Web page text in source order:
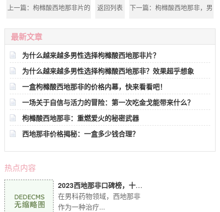
上一篇： 枸橼酸西地那非片的
作用及功效：揭秘白云山金戈
的神奇之处
返回列表 下一篇：枸橼酸西地那非，男
性幸福的处方
最新文章
为什么越来越多男性选择枸橼酸西地那非片？
为什么越来越多男性选择枸橼酸西地那非？效果超乎想象
一盒枸橼酸西地那非的价格内幕，快来看看吧！
一场关于自信与活力的冒险：第一次吃金戈能带来什么？
枸橼酸西地那非：重燃爱火的秘密武器
西地那非价格揭秘：一盒多少钱合理？
热点内容
2023西地那非口碑榜，十大
品牌实力比拼！
在男科药物领域，西地那非
作为一种治疗...